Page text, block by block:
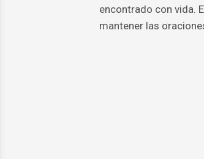
encontrado con vida.
mantener las